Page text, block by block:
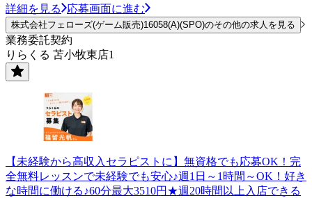
詳細を見る 応募画面に進む
株式会社フェローズ(ゲーム販売)16058(A)(SPO)のその他の求人を見る
業務委託契約
りらくる 苫小牧東店1
【未経験から高収入セラピストに】無資格でも応募OK！完
全無料レッスンで未経験でも安心♪週1日～1時間～OK！好き
な時間に働ける♪60分最大3510円★週20時間以上入店できる